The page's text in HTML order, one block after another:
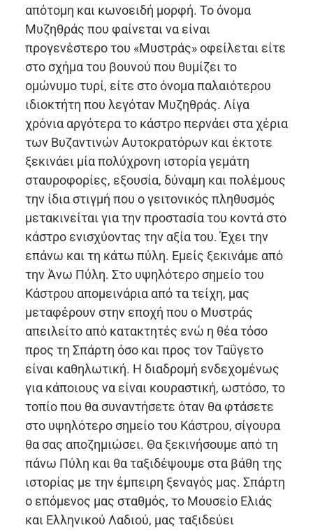
απότομη και κωνοειδή μορφή. Το όνομα
Μυζηθράς που φαίνεται να είναι
προγενέστερο του «Μυστράς» οφείλεται είτε
στο σχήμα του βουνού που θυμίζει το
ομώνυμο τυρί, είτε στο όνομα παλαιότερου
ιδιοκτήτη που λεγόταν Μυζηθράς. Λίγα
χρόνια αργότερα το κάστρο περνάει στα χέρια
των Βυζαντινών Αυτοκρατόρων και έκτοτε
ξεκινάει μία πολύχρονη ιστορία γεμάτη
σταυροφορίες, εξουσία, δύναμη και πολέμους
την ίδια στιγμή που ο γειτονικός πληθυσμός
μετακινείται για την προστασία του κοντά στο
κάστρο ενισχύοντας την αξία του. Έχει την
επάνω και τη κάτω πύλη. Εμείς ξεκινάμε από
την Άνω Πύλη. Στο υψηλότερο σημείο του
Κάστρου απομεινάρια από τα τείχη, μας
μεταφέρουν στην εποχή που ο Μυστράς
απειλείτο από κατακτητές ενώ η θέα τόσο
προς τη Σπάρτη όσο και προς τον Ταΰγετο
είναι καθηλωτική. Η διαδρομή ενδεχομένως
για κάποιους να είναι κουραστική, ωστόσο, το
τοπίο που θα συναντήσετε όταν θα φτάσετε
στο υψηλότερο σημείο του Κάστρου, σίγουρα
θα σας αποζημιώσει. Θα ξεκινήσουμε από τη
πάνω Πύλη και θα ταξιδέψουμε στα βάθη της
ιστορίας με την έμπειρη ξεναγός μας. Σπάρτη
ο επόμενος μας σταθμός, το Μουσείο Ελιάς
και Ελληνικού Λαδιού, μας ταξιδεύει